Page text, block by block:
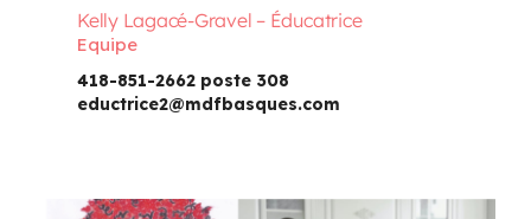
Kelly Lagacé-Gravel – Éducatrice
Equipe
418-851-2662 poste 308
eductrice2@mdfbasques.com